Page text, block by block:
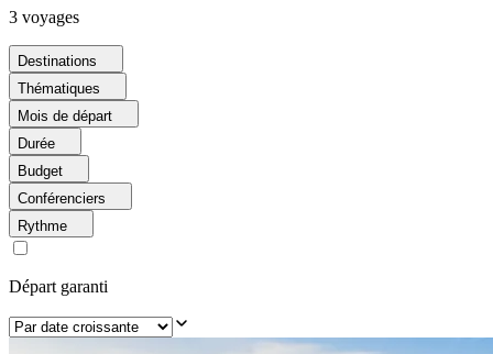
3 voyages
Destinations
Thématiques
Mois de départ
Durée
Budget
Conférenciers
Rythme
Départ garanti